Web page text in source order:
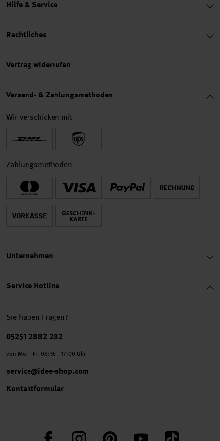
Service Hotline
Sie haben Fragen?
Telefonnummer
05251 2882 282
von Mo. - Fr. 08:30 - 17:00 Uhr
service@idee-shop.com
Kontaktformular
FacebookInstagram PinterestYouTube TikTok
Hilfe & Service
Rechtliches
Vertrag widerrufen
Versand- & Zahlungsmethoden
Wir verschicken mit
Zahlungsmethoden
Unternehmen